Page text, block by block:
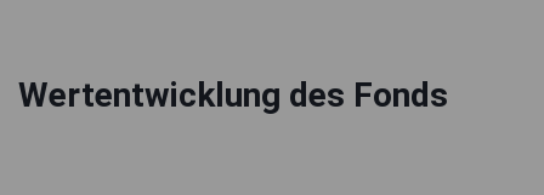
Wertentwicklung des Fonds